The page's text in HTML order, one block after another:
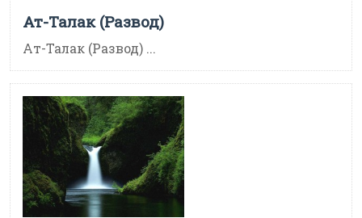
Ат-Талак (Развод)
Ат-Талак (Развод) ...